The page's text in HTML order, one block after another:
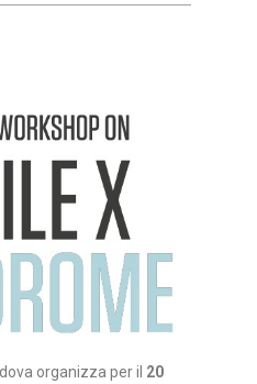
organizza per il 20